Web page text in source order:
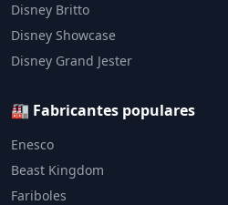
Disney Britto
Disney Showcase
Disney Grand Jester
🏭 Fabricantes populares
Enesco
Beast Kingdom
Fariboles